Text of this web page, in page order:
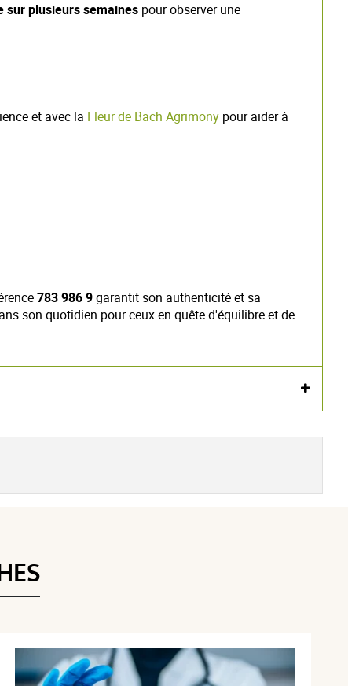
sur plusieurs semaines pour observer une
et avec la Fleur de Bach Agrimony pour aider à
783 986 9garantit son authenticité et sa
son quotidien pour ceux en quête d'équilibre et de
Voir l'attestation de confiance